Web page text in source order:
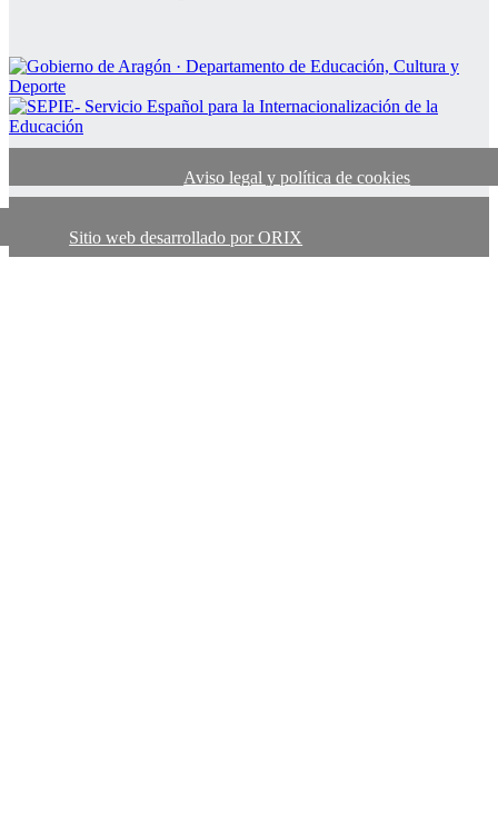
Aviso legal y política de cookies
Sitio web desarrollado por ORIX